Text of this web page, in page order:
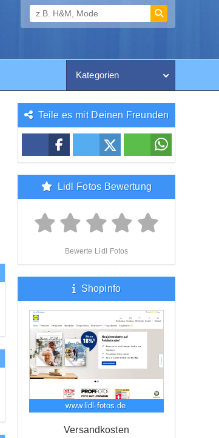
Kategorien
Teile es mit Deinen Freunden
Lidl Fotos Bewertung
Bewerte Lidl Fotos
Shopinfo
www.lidl-fotos.de
Versandkosten